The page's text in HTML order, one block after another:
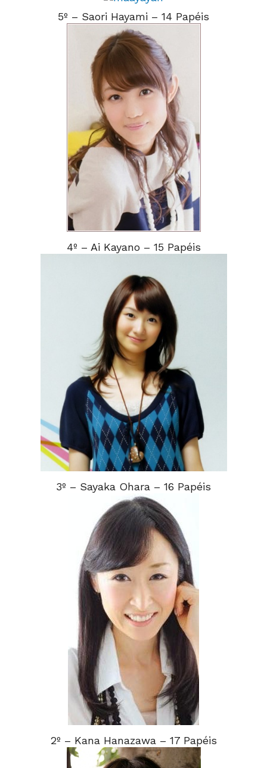
5º – Saori Hayami – 14 Papéis
4º – Ai Kayano – 15 Papéis
3º – Sayaka Ohara – 16 Papéis
2º – Kana Hanazawa – 17 Papéis